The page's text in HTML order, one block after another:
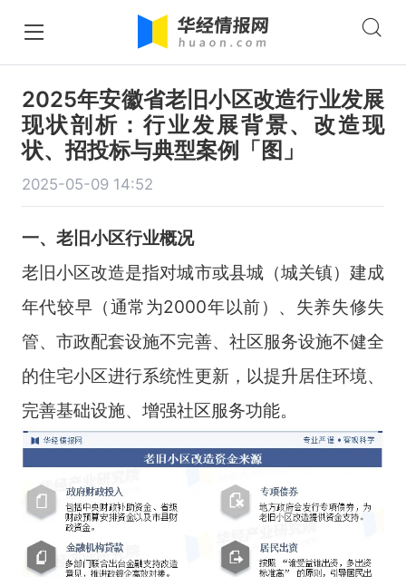
2025年安徽省老旧小区改造行业发展
现状剖析：行业发展背景、改造现
状、招投标与典型案例「图」
2025-05-09 14:52
一、 老旧小区行业概况
老旧小区改造是指对城市或县城（城关镇）建成
年代较早（通常为2000年以前）、失养失修失
管、市政配套设施不完善、社区服务设施不健全
的住宅小区进行系统性更新，以提升居住环境、
完善基础设施、增强社区服务功能。